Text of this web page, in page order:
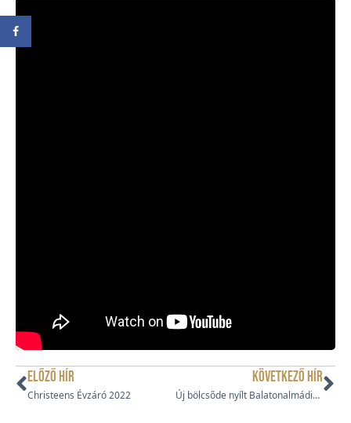
ELŐZŐ HÍR
Christeens Évzáró 2022
KÖVETKEZŐ HÍR
Új bölcsőde nyílt Balatonalmádiban